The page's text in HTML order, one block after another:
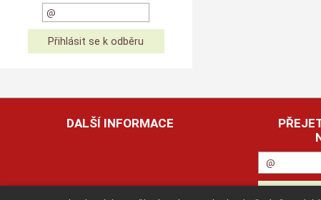
DALŠÍ INFORMACE